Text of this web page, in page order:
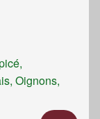
Oignons,